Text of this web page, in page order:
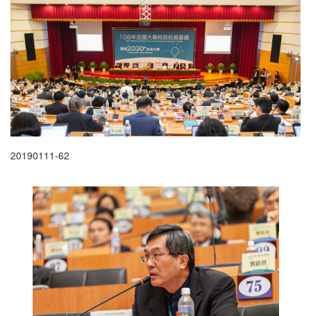
20190111-62